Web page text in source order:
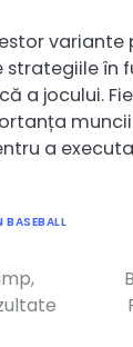
strategiile în
a jocului.
a
BASEBALL